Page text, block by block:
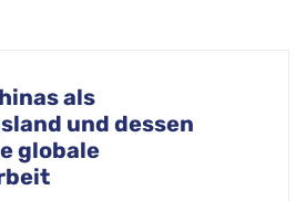
als
und dessen
globale